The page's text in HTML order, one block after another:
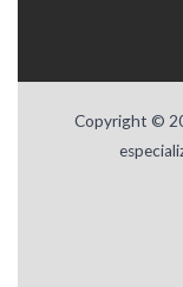
Copyright ©